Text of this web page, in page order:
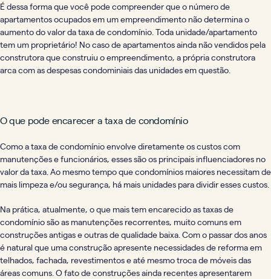
É dessa forma que você pode compreender que o número de
apartamentos ocupados em um empreendimento não determina o
aumento do valor da taxa de condomínio. Toda unidade/apartamento
tem um proprietário! No caso de apartamentos ainda não vendidos pela
construtora que construiu o empreendimento, a própria construtora
arca com as despesas condominiais das unidades em questão.
O que pode encarecer a taxa de condomínio
Como a taxa de condomínio envolve diretamente os custos com
manutenções e funcionários, esses são os principais influenciadores no
valor da taxa. Ao mesmo tempo que condomínios maiores necessitam de
mais limpeza e/ou segurança, há mais unidades para dividir esses custos.
Na prática, atualmente, o que mais tem encarecido as taxas de
condomínio são as manutenções recorrentes, muito comuns em
construções antigas e outras de qualidade baixa. Com o passar dos anos
é natural que uma construção apresente necessidades de reforma em
telhados, fachada, revestimentos e até mesmo troca de móveis das
áreas comuns. O fato de construções ainda recentes apresentarem